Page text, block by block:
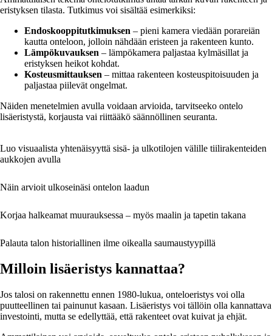
eristyksen tilasta. Tutkimus voi sisältää esimerkiksi:
Endoskooppitutkimuksen – pieni kamera viedään porareiän
kautta onteloon, jolloin nähdään eristeen ja rakenteen kunto.
Lämpökuvauksen – lämpökamera paljastaa kylmäsillat ja
eristyksen heikot kohdat.
Kosteusmittauksen – mittaa rakenteen kosteuspitoisuuden ja
paljastaa piilevät ongelmat.
Näiden menetelmien avulla voidaan arvioida, tarvitseeko ontelo
lisäeristystä, korjausta vai riittääkö säännöllinen seuranta.
Luo visuaalista yhtenäisyyttä sisä- ja ulkotilojen välille tiilirakenteiden
aukkojen avulla
Näin arvioit ulkoseinäsi ontelon laadun
Korjaa halkeamat muurauksessa – myös maalin ja tapetin takana
Palauta talon historiallinen ilme oikealla saumaustyypillä
Milloin lisäeristys kannattaa?
Jos talosi on rakennettu ennen 1980-lukua, onteloeristys voi olla
puutteellinen tai painunut kasaan. Lisäeristys voi tällöin olla kannattava
investointi, mutta se edellyttää, että rakenteet ovat kuivat ja ehjät.